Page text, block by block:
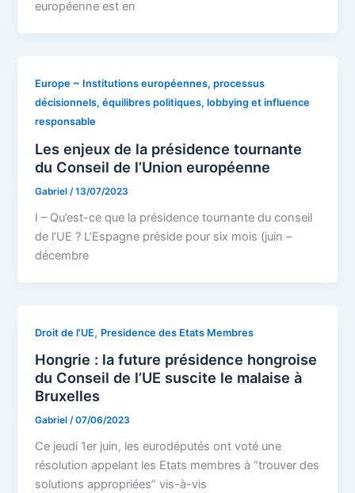
européenne est en
Europe ~ Institutions européennes, processus
décisionnels, équilibres politiques, lobbying et influence
responsable
Les enjeux de la présidence tournante
du Conseil de l’Union européenne
Gabriel/13/07/2023
I – Qu’est-ce que la présidence tournante du conseil
de l’UE ? L’Espagne préside pour six mois (juin –
décembre
Droit de l'UE, Presidence des Etats Membres
Hongrie : la future présidence hongroise
du Conseil de l’UE suscite le malaise à
Bruxelles
Gabriel/07/06/2023
Ce jeudi 1er juin, les eurodéputés ont voté une
résolution appelant les Etats membres à “trouver des
solutions appropriées” vis-à-vis